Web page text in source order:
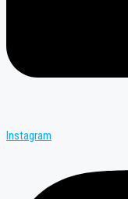
Instagram